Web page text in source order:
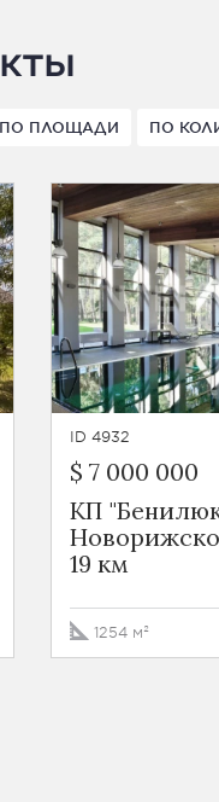
ПО ПЛОЩАДИ ПО
ID 4932
$ 7 000 000
КП
19 км
1254 м²